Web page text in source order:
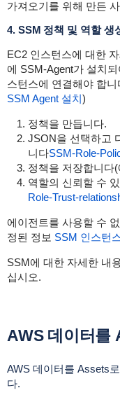
가져오기를 위해 만든
4. SSM 정책 및 역할 생
EC2 인스턴스에 대한
에 SSM-Agent가 설치
스턴스에 연결해야 합니
SSM Agent 설치)
정책을 만듭니다.
JSON을 선택하고
니다SSM-Role-
정책을 저장합니다
역할의 신뢰할 수
Role-Trust-
에이전트를 사용할 수
정된 정보 SSM 인스턴
SSM에 대한 자세한 내
십시오.
AWS 데이터를
AWS 데이터를 Assets
다.